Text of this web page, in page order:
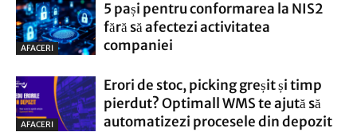
AFACERI
5 pași pentru conformarea la NIS2
fără să afectezi activitatea
companiei
AFACERI
Erori de stoc, picking greșit și timp
pierdut? Optimall WMS te ajută să
automatizezi procesele din depozit